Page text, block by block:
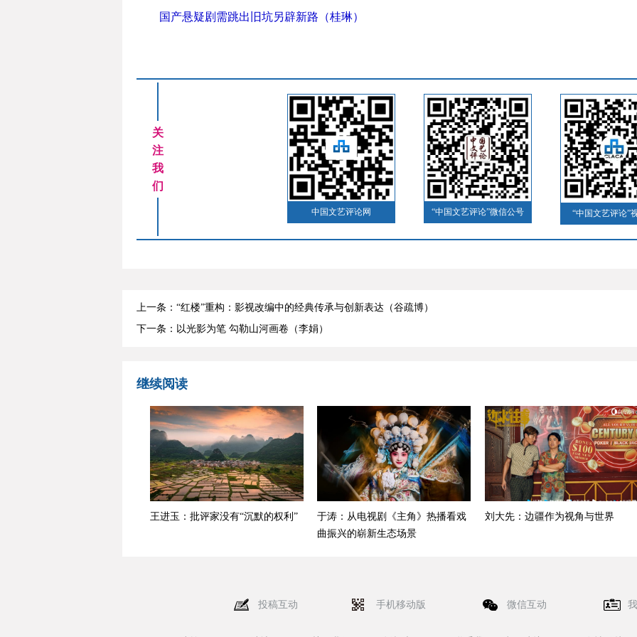
国产悬疑剧需跳出旧坑另辟新路（桂琳）
关
注
我
们
中国文艺评论网 “中国文艺评论”微信公号 “中国文艺评论”
上一条：“红楼”重构：影视改编中的经典传承与创新表达（谷疏博）
下一条：以光影为笔 勾勒山河画卷（李娟）
继续阅读
王进玉：批评家没有“沉默的权利”
于涛：从电视剧《主角》热播看戏
曲振兴的崭新生态场景
刘大先：边疆作为视角与世界
投稿互动 手机移动版 微信互动